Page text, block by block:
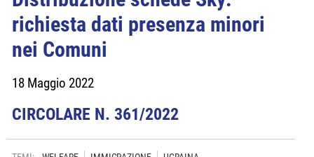
richiesta dati presenza minori
nei Comuni
18 Maggio 2022
CIRCOLARE N. 361/2022